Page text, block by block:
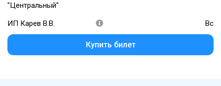
"Центральный"
ИП Карев В.В. Вс
Купить билет